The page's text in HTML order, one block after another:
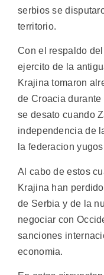
serbios se
territorio.
Con el respaldo
ejercito de la
Krajina tomaron
de Croacia
se desato cuando
independencia de
la federacion
Al cabo de estos
Krajina han
de Serbia y de la
negociar con
sanciones
economia.